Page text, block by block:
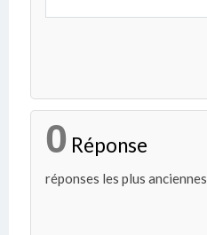
0 Réponse
réponses les plus anciennes